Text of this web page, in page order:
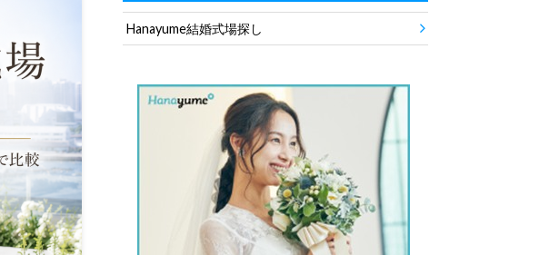
Hanayume結婚式場探し